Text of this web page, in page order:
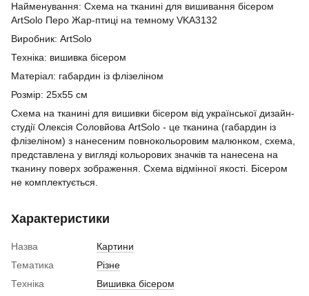
Найменування: Схема на тканині для вишивання бісером
ArtSolo Перо Жар-птиці на темному VKA3132
Виробник: ArtSolo
Техніка: вишивка бісером
Матеріал: габардин із флізеліном
Розмір: 25х55 см
Схема на тканині для вишивки бісером від української дизайн-
студії Олексія Соловйова ArtSolo - це тканина (габардин із
флізеліном) з нанесеним повнокольоровим малюнком, схема,
представлена у вигляді кольорових значків та нанесена на
тканину поверх зображення. Схема відмінної якості. Бісером
не комплектується.
Характеристики
Назва
Картини
Тематика
Різне
Техніка
Вишивка бісером